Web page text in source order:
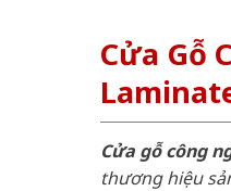
Cửa Gỗ
Cửa gỗ công
thương hiệu